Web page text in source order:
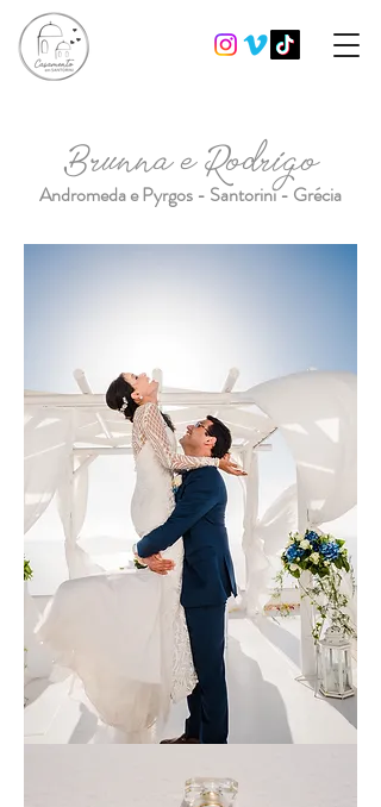
Brunna e Rodrigo
Andromeda e Pyrgos - Santorini - Grécia